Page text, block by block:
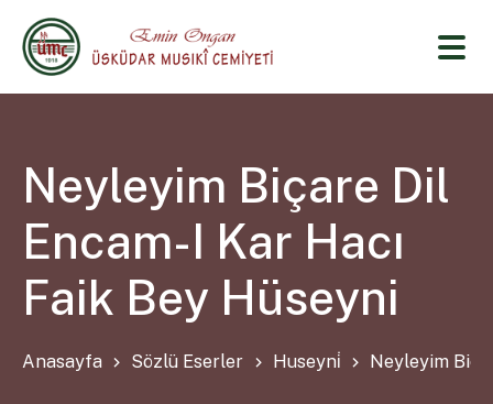
Neyleyim Biçare Dil
Encam-I Kar Hacı
Faik Bey Hüseyni
Anasayfa Sözlü Eserler Huseyni̇ Neyleyim